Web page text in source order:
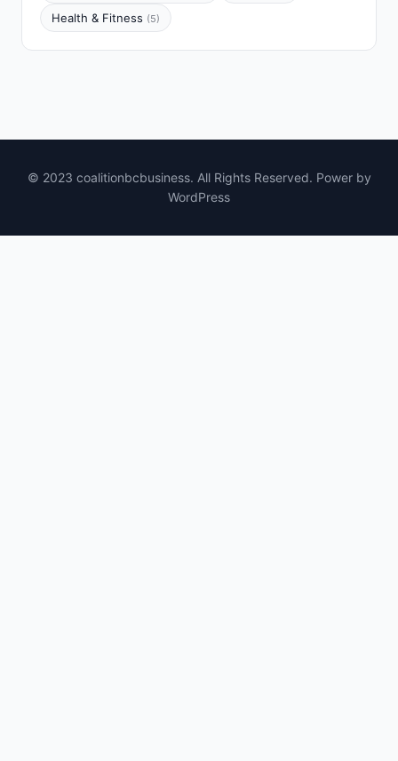
Health & Fitness (5)
© 2023 coalitionbcbusiness. All Rights Reserved. Power by
WordPress